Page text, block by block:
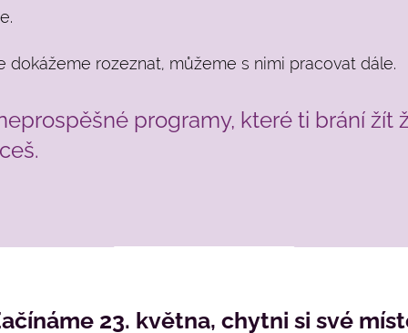
dokážeme rozeznat, můžeme s nimi pracovat dále.
programy, které ti brání žít
23. května, chytni si své